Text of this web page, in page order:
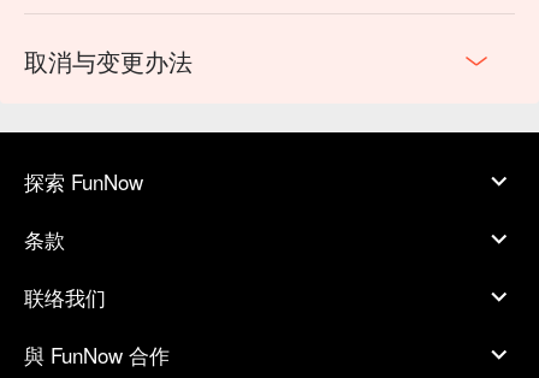
取消与变更办法
探索 FunNow
条款
联络我们
與 FunNow 合作